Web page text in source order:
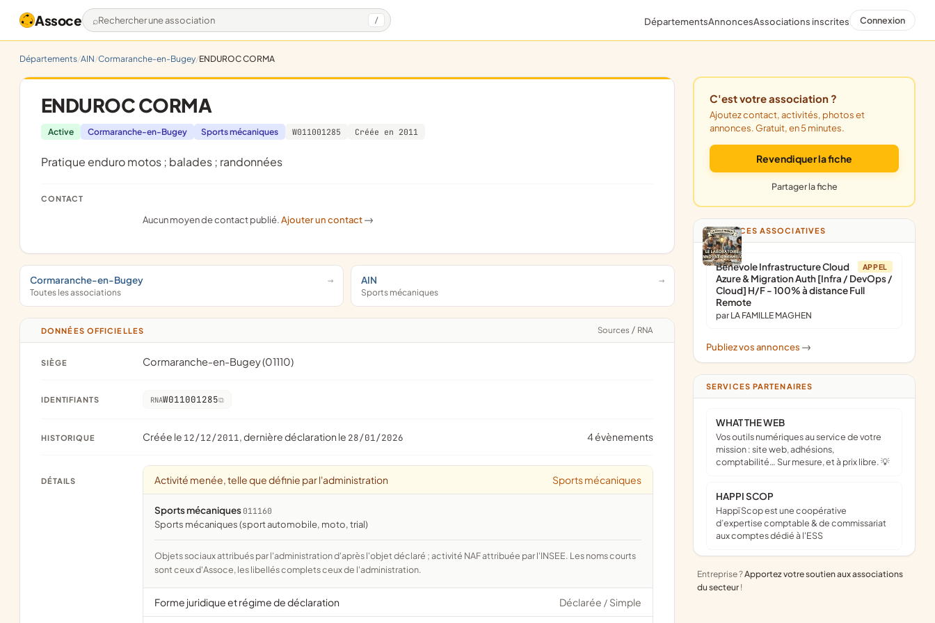
Assoce Rechercher une association / DépartementsAnnoncesAssociations inscrites Connexion
Départements AIN Cormaranche-en-Bugey ENDUROC CORMA
ENDUROC CORMA
Active Cormaranche-en-Bugey Sports mécaniques W011001285 Créée en 2011
pratique enduro motos ; balades ; randonnées
CONTACT
Aucun moyen de contact publié.Ajouter un contact ->
Cormaranche-en-Bugey
Toutes les associations
AIN
Sports mécaniques
DONNÉES OFFICIELLES Sources / RNA
SIÈGE Cormaranche-en-Bugey (01110)
IDENTIFIANTS RNAW011001285
HISTORIQUE Créée le 12/12/2011, dernière déclaration le 28/01/2026 4 évènements
DÉTAILS Activité menée, telle que définie par l'administration Sports mécaniques
Sports mécaniques 011160
Sports mécaniques (sport automobile, moto, trial)
Objets sociaux attribués par l'administration d'après l'objet déclaré ; activité NAF attribuée par l'INSEE. Les noms courts
sont ceux d'Assoce, les libellés complets ceux de l'administration.
Forme juridique et régime de déclaration Déclarée / Simple
C'est votre association ?
Ajoutez contact, activités, photos et
annonces. Gratuit, en 5 minutes.
Revendiquer la fiche
Partager la fiche
ANNONCES ASSOCIATIVES
APPEL
Bénévole Infrastructure Cloud
Azure & Migration Auth [Infra / DevOps /
Cloud] H/F - 100% à distance Full
Remote
par LA FAMILLE MAGHEN
Publiez vos annonces ->
SERVICES PARTENAIRES
WHAT THE WEB
Vos outils numériques au service de votre
mission : site web, adhésions,
comptabilité… Sur mesure, et à prix libre. 💡
HAPPI SCOP
Happï Scop est une coopérative
d’expertise comptable & de commissariat
aux comptes dédié à l'ESS
Entreprise ?Apportez votre soutien aux associations
du secteur !